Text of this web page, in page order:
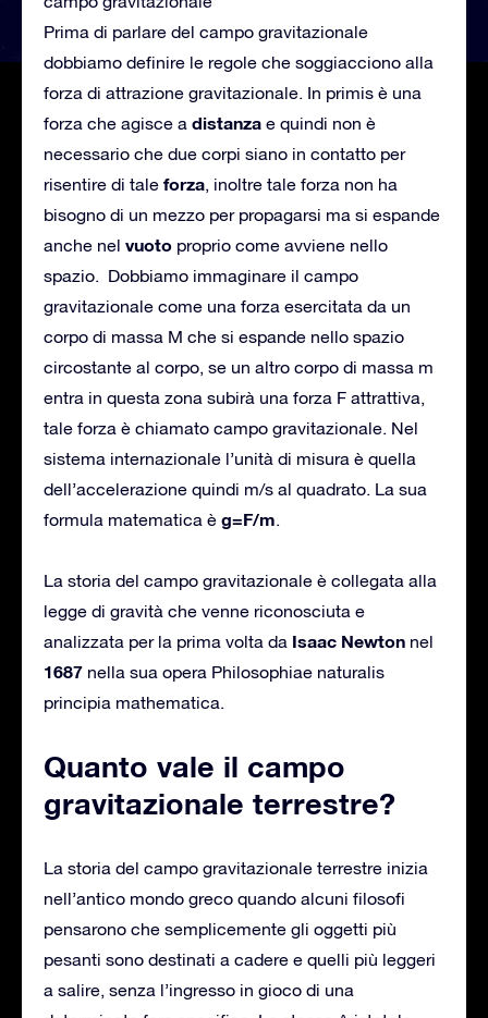
Prima di parlare del campo gravitazionale
dobbiamo definire le regole che soggiacciono alla
forza di attrazione gravitazionale. In primis è una
forza che agisce a distanza e quindi non è
necessario che due corpi siano in contatto per
risentire di tale forza, inoltre tale forza non ha
bisogno di un mezzo per propagarsi ma si espande
anche nel vuoto proprio come avviene nello
spazio. Dobbiamo immaginare il campo
gravitazionale come una forza esercitata da un
corpo di massa M che si espande nello spazio
circostante al corpo, se un altro corpo di massa m
entra in questa zona subirà una forza F attrattiva,
tale forza è chiamato campo gravitazionale. Nel
sistema internazionale l’unità di misura è quella
dell’accelerazione quindi m/s al quadrato. La sua
formula matematica è g=F/m.
La storia del campo gravitazionale è collegata alla
legge di gravità che venne riconosciuta e
analizzata per la prima volta da Isaac Newton nel
1687 nella sua opera Philosophiae naturalis
principia mathematica.
Quanto vale il campo
gravitazionale terrestre?
La storia del campo gravitazionale terrestre inizia
nell’antico mondo greco quando alcuni filosofi
pensarono che semplicemente gli oggetti più
pesanti sono destinati a cadere e quelli più leggeri
a salire, senza l’ingresso in gioco di una